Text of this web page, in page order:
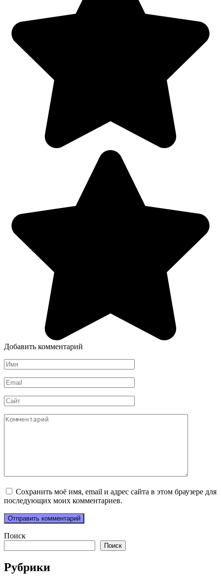
Добавить комментарий
Имя
*
Email
*
Сайт
Комментарий
Сохранить моё имя, email и адрес сайта в этом браузере для
последующих моих комментариев.
Поиск
Поиск
Рубрики